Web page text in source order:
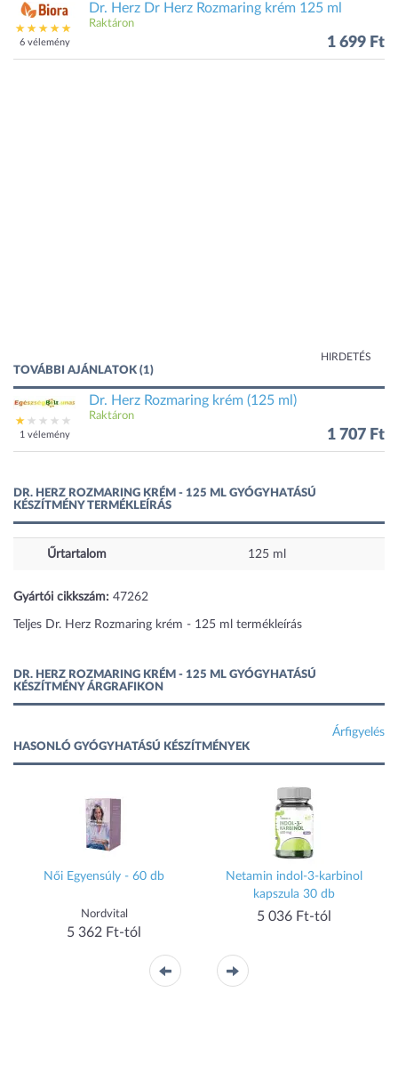
6 vélemény
Dr. Herz Dr Herz Rozmaring krém 125 ml
Raktáron
1 699 Ft
HIRDETÉS
TOVÁBBI AJÁNLATOK (1)
1 vélemény
Dr. Herz Rozmaring krém (125 ml)
Raktáron
1 707 Ft
DR. HERZ ROZMARING KRÉM - 125 ML GYÓGYHATÁSÚ
KÉSZÍTMÉNY TERMÉKLEÍRÁS
Űrtartalom 125 ml
Gyártói cikkszám: 47262
Teljes Dr. Herz Rozmaring krém - 125 ml termékleírás
DR. HERZ ROZMARING KRÉM - 125 ML GYÓGYHATÁSÚ
KÉSZÍTMÉNY ÁRGRAFIKON
Árfigyelés
HASONLÓ GYÓGYHATÁSÚ KÉSZÍTMÉNYEK
Női Egyensúly - 60 db
Nordvital
5 362 Ft-tól
Netamin indol-3-karbinol
kapszula 30 db
5 036 Ft-tól